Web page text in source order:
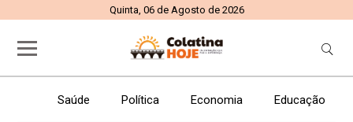
Quinta, 06 de Agosto de 2026
Saúde Política Economia Educação